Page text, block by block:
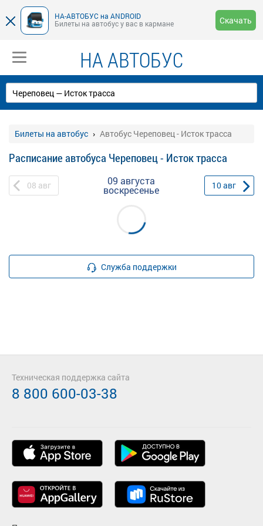
НА-АВТОБУС на ANDROID
Билеты на автобус у вас в кармане
Скачать
НА АВТОБУС
Билеты на автобус Автобус Череповец - Исток трасса
Расписание автобуса Череповец - Исток трасса
08 авг 09 августа
воскресенье 10авг
Служба поддержки
Техническая поддержка сайта
8 800 600-03-38